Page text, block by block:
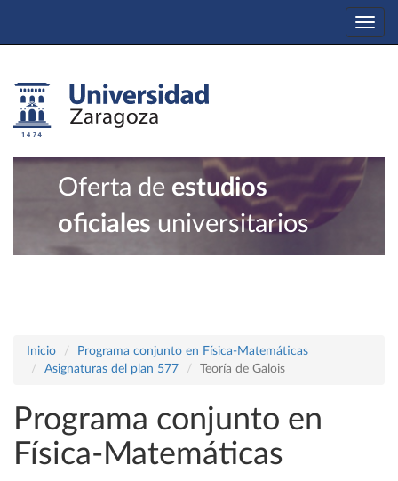
Oferta de estudios
oficiales universitarios
Inicio
Programa conjunto en Física-Matemáticas
Asignaturas del plan 577
Teoría de Galois
Programa conjunto en
Física-Matemáticas